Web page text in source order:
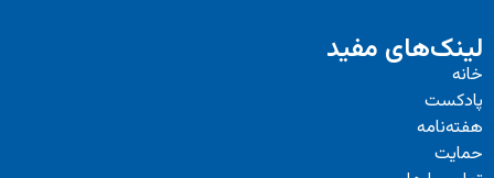
لینک‌های مفید
خانه
پادکست
هفته‌نامه
حمایت